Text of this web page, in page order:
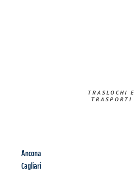
TRASLOCHI E
TRASPORTI​
Ancona
Cagliari